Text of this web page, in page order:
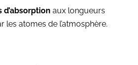
d’absorption aux longueurs
les atomes de l’atmosphère.